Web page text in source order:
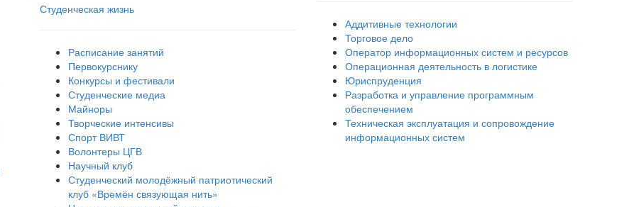
Студенческая жизнь
Расписание занятий
Первокурснику
Конкурсы и фестивали
Студенческие медиа
Майноры
Творческие интенсивы
Спорт ВИВТ
Волонтеры ЦГВ
Научный клуб
Студенческий молодёжный патриотический
клуб «Времён связующая нить»
Аддитивные технологии
Торговое дело
Оператор информационных систем и ресурсов
Операционная деятельность в логистике
Юриспруденция
Разработка и управление программным
обеспечением
Техническая эксплуатация и сопровождение
информационных систем